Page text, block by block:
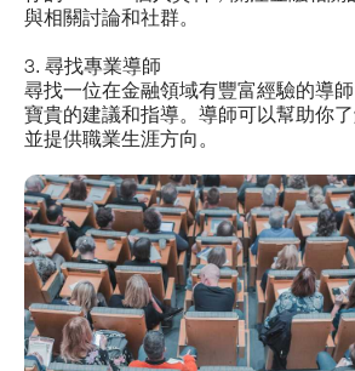
與相關討論和社群。
3. 尋找專業導師
尋找一位在金融領域有豐富經驗的導
寶貴的建議和指導。導師可以幫助你了
並提供職業生涯方向。